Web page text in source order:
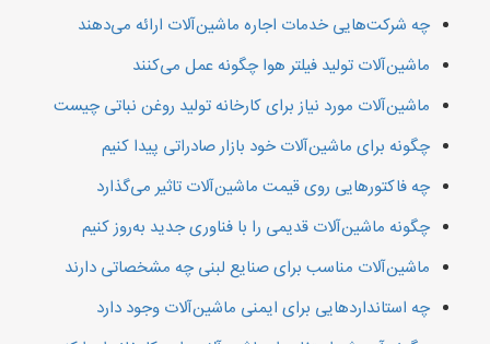
چه شرکت‌هایی خدمات اجاره ماشین‌آلات ارائه می‌دهند
ماشین‌آلات تولید فیلتر هوا چگونه عمل می‌کنند
ماشین‌آلات مورد نیاز برای کارخانه تولید روغن نباتی چیست
چگونه برای ماشین‌آلات خود بازار صادراتی پیدا کنیم
چه فاکتورهایی روی قیمت ماشین‌آلات تاثیر می‌گذارد
چگونه ماشین‌آلات قدیمی را با فناوری جدید به‌روز کنیم
ماشین‌آلات مناسب برای صنایع لبنی چه مشخصاتی دارند
چه استانداردهایی برای ایمنی ماشین‌آلات وجود دارد